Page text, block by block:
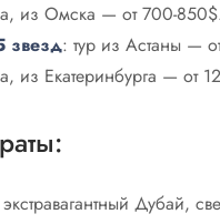
из Омска — от 700-
звезд: тур из Астаны —
из Екатеринбурга — от
Дубай,